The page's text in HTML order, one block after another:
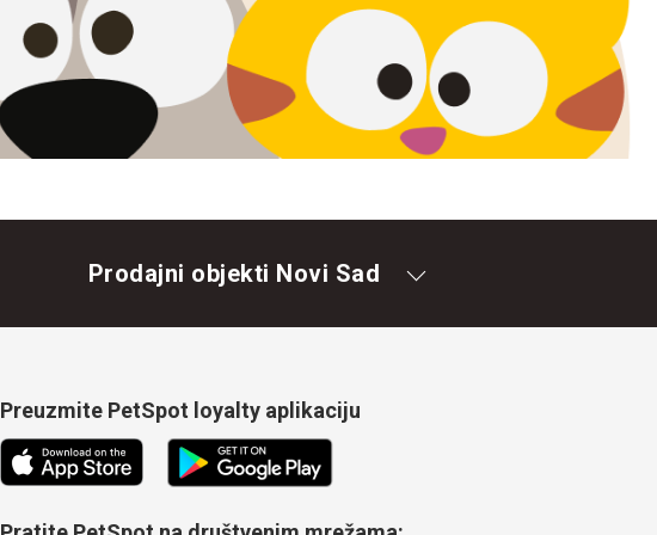
Prodajni objekti Novi Sad
Preuzmite PetSpot loyalty aplikaciju